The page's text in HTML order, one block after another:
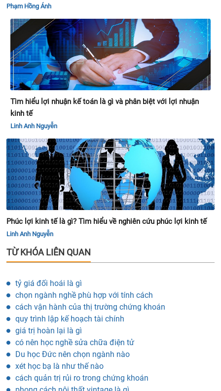
Phạm Hồng Ánh
Tìm hiểu lợi nhuận kế toán là gì và phân biệt với lợi nhuận
kinh tế
Linh Anh Nguyễn
Phúc lợi kinh tế là gì? Tìm hiểu về nghiên cứu phúc lợi kinh tế
Linh Anh Nguyễn
TỪ KHÓA LIÊN QUAN
tỷ giá đối hoái là gì
chọn ngành nghề phù hợp với tính cách
cách vận hành của thị trường chứng khoán
quy trình lập kế hoạch tài chính
giá trị hoàn lại là gì
có nên học nghề sửa chữa điện tử
Du học Đức nên chọn ngành nào
xét học bạ là như thế nào
cách quản trị rủi ro trong chứng khoán